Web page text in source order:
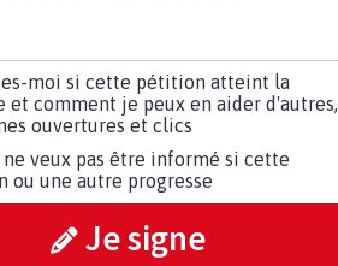
moi si cette pétition atteint la
et comment je peux en aider d'autres,
ouvertures et clics
ne veux pas être informé si cette
ou une autre progresse
Je signe